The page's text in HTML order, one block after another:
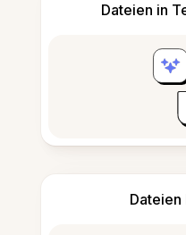
Dateien in